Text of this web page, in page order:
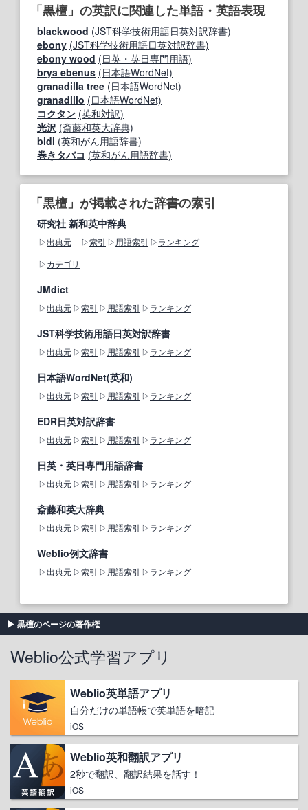
「黒檀」の英訳に関連した単語・英語表現
blackwood (JST科学技術用語日英対訳辞書)
ebony (JST科学技術用語日英対訳辞書)
ebony wood (日英・英日専門用語)
brya ebenus (日本語WordNet)
granadilla tree (日本語WordNet)
granadillo (日本語WordNet)
コクタン (英和対訳)
光沢 (斎藤和英大辞典)
bidi (英和がん用語辞書)
巻きタバコ (英和がん用語辞書)
「黒檀」が掲載された辞書の索引
研究社 新和英中辞典
出典元 索引 用語索引
ランキング
カテゴリ
JMdict
出典元 索引 用語索引 ランキング
JST科学技術用語日英対訳辞書
出典元 索引 用語索引 ランキング
日本語WordNet(英和)
出典元 索引 用語索引 ランキング
EDR日英対訳辞書
出典元 索引 用語索引 ランキング
日英・英日専門用語辞書
出典元 索引 用語索引 ランキング
斎藤和英大辞典
出典元 索引 用語索引 ランキング
Weblio例文辞書
出典元 索引 用語索引 ランキング
黒檀のページの著作権
Weblio公式学習アプリ
Weblio英単語アプリ
自分だけの単語帳で英単語を暗記
iOS
Weblio英和翻訳アプリ
2秒で翻訳、翻訳結果を話す！
iOS